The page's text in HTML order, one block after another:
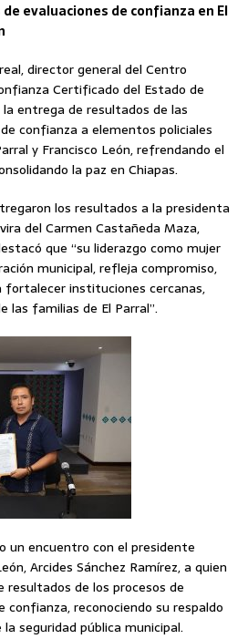
evaluaciones de confianza en El
director general del Centro
Certificado del Estado de
la entrega de resultados de las
confianza a elementos policiales
y Francisco León, refrendando el
la paz en Chiapas.
los resultados a la presidenta
del Carmen Castañeda Maza,
que “su liderazgo como mujer
municipal, refleja compromiso,
fortalecer instituciones cercanas,
las familias de El Parral”.
un encuentro con el presidente
Arcides Sánchez Ramírez, a quien
de los procesos de
reconociendo su respaldo
seguridad pública municipal.